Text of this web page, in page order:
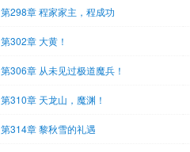
第298章 程家家主，程成功
第302章 大黄！
第306章 从未见过极道魔兵！
第310章 天龙山，魔渊！
第314章 黎秋雪的礼遇